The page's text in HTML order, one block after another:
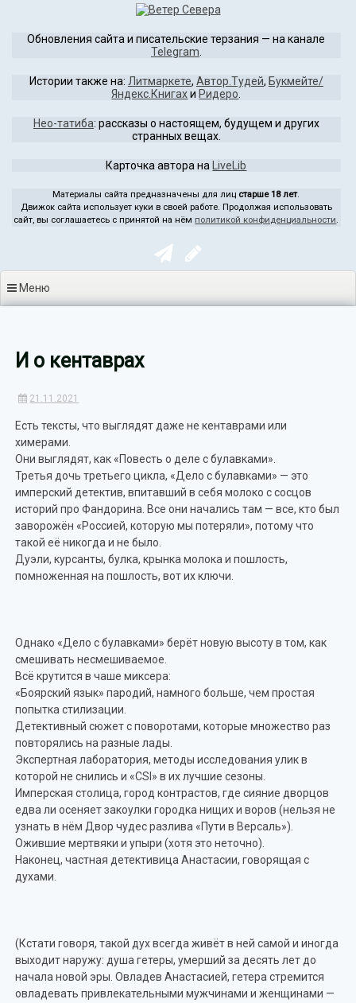
содержимому
Обновления сайта и писательские терзания — на канале
Telegram
Истории также на: Литмаркете, Автор.Тудей, Букмейте/
Яндекс.Книгахи Ридеро
Нео-татиба: рассказы о настоящем, будущем и других
странных вещах.
Карточка автора на LiveLib
Материалы сайта предназначены для лиц старше 18 лет.
Движок сайта использует куки в своей работе. Продолжая использовать
сайт, вы соглашаетесь с принятой на нём политикой конфиденциальности.
Меню
И о кентаврах
21.11.2021
Есть тексты, что выглядят даже не кентаврами или
химерами.
Они выглядят, как «Повесть о деле с булавками».
Третья дочь третьего цикла, «Дело с булавками» — это
имперский детектив, впитавший в себя молоко с сосцов
историй про Фандорина. Все они начались там — все, кто был
заворожён «Россией, которую мы потеряли», потому что
такой её никогда и не было.
Дуэли, курсанты, булка, крынка молока и пошлость,
помноженная на пошлость, вот их ключи.
Однако «Дело с булавками» берёт новую высоту в том, как
смешивать несмешиваемое.
Всё крутится в чаше миксера:
«Боярский язык» пародий, намного больше, чем простая
попытка стилизации.
Детективный сюжет с поворотами, которые множество раз
повторялись на разные лады.
Экспертная лаборатория, методы исследования улик в
которой не снились и «CSI» в их лучшие сезоны.
Имперская столица, город контрастов, где сияние дворцов
едва ли осеняет закоулки городка нищих и воров (нельзя не
узнать в нём Двор чудес разлива «Пути в Версаль»).
Ожившие мертвяки и упыри (хотя это неточно).
Наконец, частная детективица Анастасии, говорящая с
духами.
(Кстати говоря, такой дух всегда живёт в ней самой и иногда
выходит наружу: душа гетеры, умерший за десять лет до
начала новой эры. Овладев Анастасией, гетера стремится
овладевать привлекательными мужчинами и женщинами —